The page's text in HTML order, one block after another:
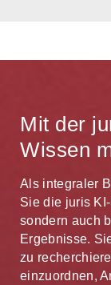
Mit der
Wissen
Als integraler
Sie die juris
sondern auch
Ergebnisse.
zu
einzuordnen,